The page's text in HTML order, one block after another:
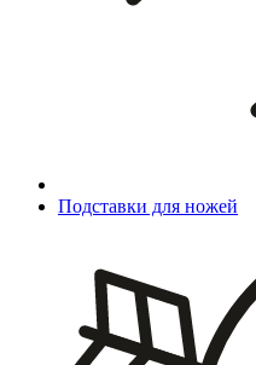
Подставки для ножей